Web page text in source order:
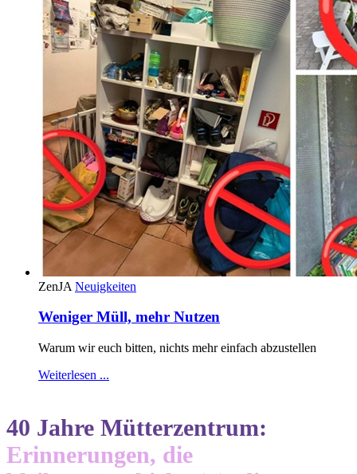
ZenJA Neuigkeiten
Weniger Müll, mehr Nutzen
Warum wir euch bitten, nichts mehr einfach abzustellen
Weiterlesen ...
40 Jahre Mütterzentrum:
Erinnerungen, die